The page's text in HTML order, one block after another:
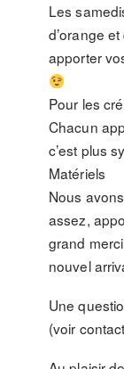
Les
d’orange
apporter
Pour les
Chacun
c’est plus
Matériels
Nous
assez,
grand
nouvel
Une
(voir contact